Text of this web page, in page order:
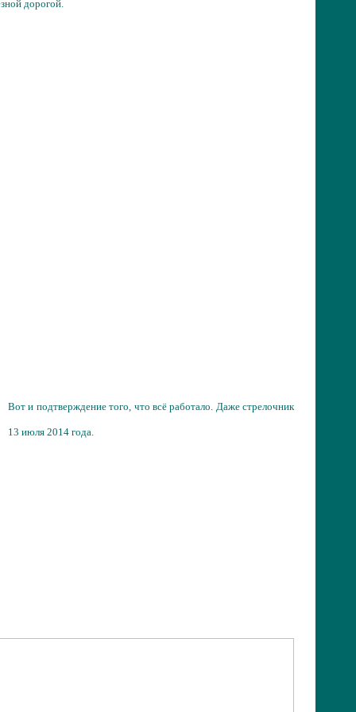
дорогой.
Вот и подтверждение того, что всё работало. Даже стрелочник
13 июля 2014 года.